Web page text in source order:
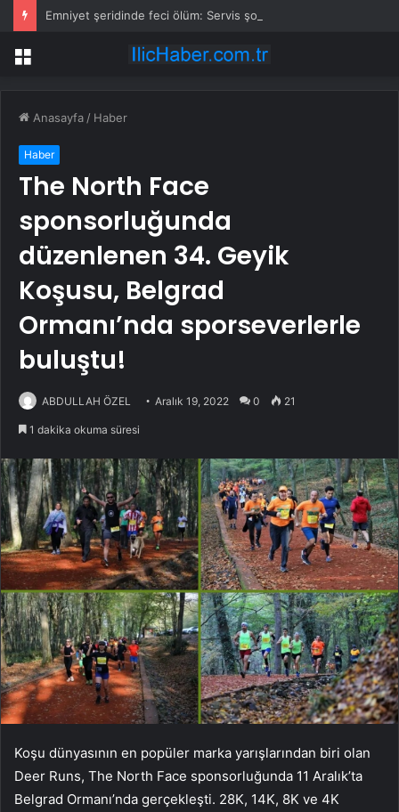
Menü
Anasayfa / Haber
Haber
The North Face
sponsorluğunda
düzenlenen 34. Geyik
Koşusu, Belgrad
Ormanı’nda sporseverlerle
buluştu!
ABDULLAH ÖZEL Aralık 19, 2022 0 21
1 dakika okuma süresi
Koşu dünyasının en popüler marka yarışlarından biri olan
Deer Runs, The North Face sponsorluğunda 11 Aralık’ta
Belgrad Ormanı’nda gerçekleşti. 28K, 14K, 8K ve 4K